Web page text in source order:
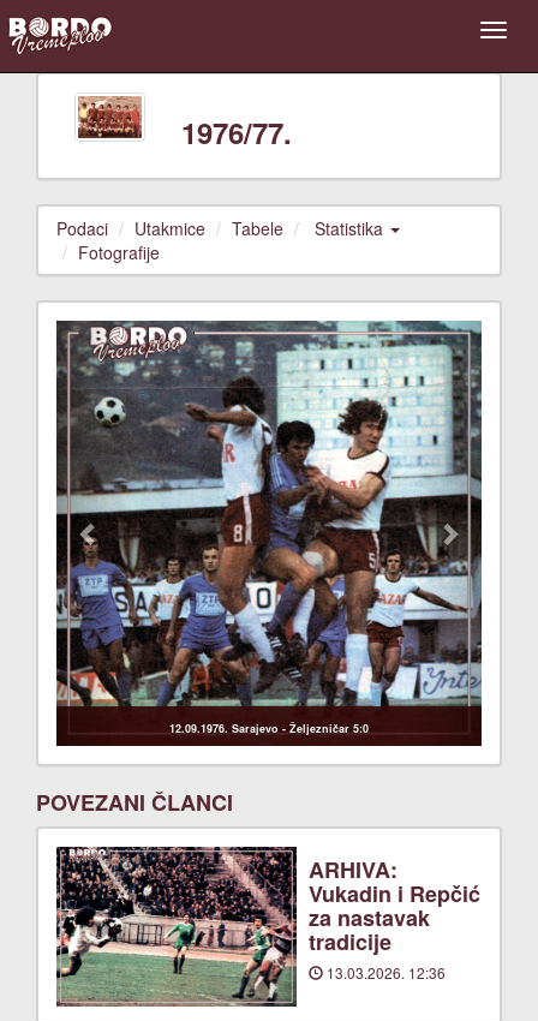
1976/77.
Podaci Utakmice Tabele
Statistika
Fotografije
12.09.1976. Sarajevo - Željezničar 5:0
Previous Next
POVEZANI ČLANCI
ARHIVA:
Vukadin i Repčić
za nastavak
tradicije
13.03.2026. 12:36